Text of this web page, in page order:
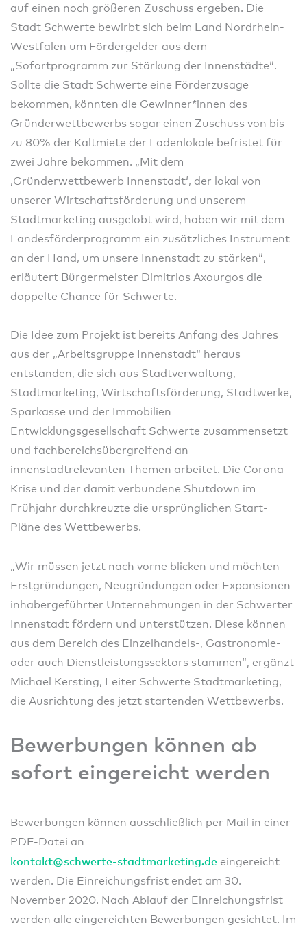
auf einen noch größeren Zuschuss ergeben. Die
Stadt Schwerte bewirbt sich beim Land Nordrhein-
Westfalen um Fördergelder aus dem
„Sofortprogramm zur Stärkung der Innenstädte“.
Sollte die Stadt Schwerte eine Förderzusage
bekommen, könnten die Gewinner*innen des
Gründerwettbewerbs sogar einen Zuschuss von bis
zu 80% der Kaltmiete der Ladenlokale befristet für
zwei Jahre bekommen. „Mit dem
‚Gründerwettbewerb Innenstadt‘, der lokal von
unserer Wirtschaftsförderung und unserem
Stadtmarketing ausgelobt wird, haben wir mit dem
Landesförderprogramm ein zusätzliches Instrument
an der Hand, um unsere Innenstadt zu stärken“,
erläutert Bürgermeister Dimitrios Axourgos die
doppelte Chance für Schwerte.
Die Idee zum Projekt ist bereits Anfang des Jahres
aus der „Arbeitsgruppe Innenstadt“ heraus
entstanden, die sich aus Stadtverwaltung,
Stadtmarketing, Wirtschaftsförderung, Stadtwerke,
Sparkasse und der Immobilien
Entwicklungsgesellschaft Schwerte zusammensetzt
und fachbereichsübergreifend an
innenstadtrelevanten Themen arbeitet. Die Corona-
Krise und der damit verbundene Shutdown im
Frühjahr durchkreuzte die ursprünglichen Start-
Pläne des Wettbewerbs.
„Wir müssen jetzt nach vorne blicken und möchten
Erstgründungen, Neugründungen oder Expansionen
inhabergeführter Unternehmungen in der Schwerter
Innenstadt fördern und unterstützen. Diese können
aus dem Bereich des Einzelhandels-, Gastronomie-
oder auch Dienstleistungssektors stammen“, ergänzt
Michael Kersting, Leiter Schwerte Stadtmarketing,
die Ausrichtung des jetzt startenden Wettbewerbs.
Bewerbungen können ab
sofort eingereicht werden
Bewerbungen können ausschließlich per Mail in einer
PDF-Datei an
kontakt@schwerte-stadtmarketing.de eingereicht
werden. Die Einreichungsfrist endet am 30.
November 2020. Nach Ablauf der Einreichungsfrist
werden alle eingereichten Bewerbungen gesichtet. Im